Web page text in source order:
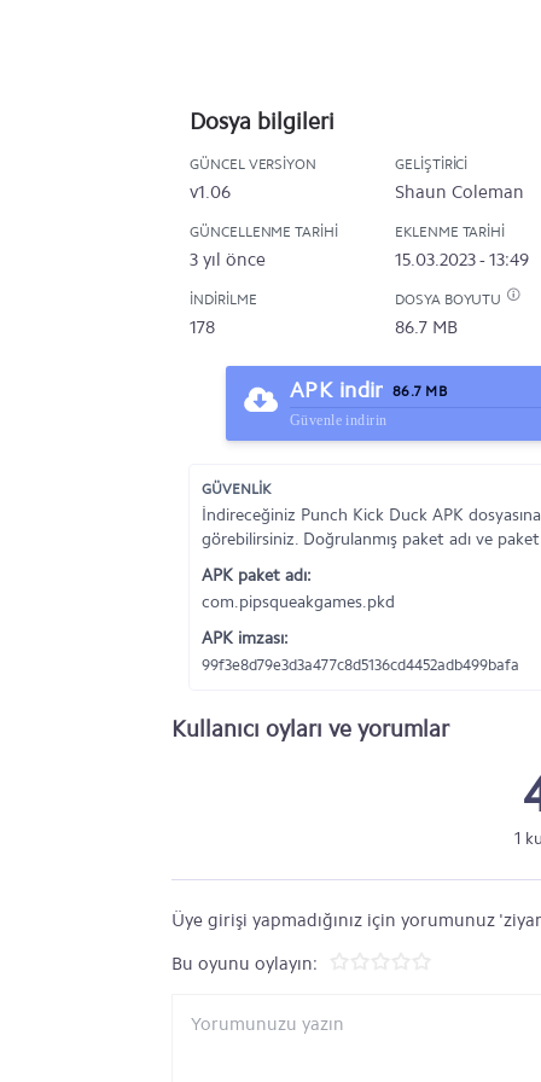
Dosya bilgileri
GÜNCEL VERSIYON
v1.06
GELIŞTIRICI
Shaun Coleman
GÜNCELLENME TARIHI
3 yıl önce
EKLENME TARIHI
15.03.2023 - 13:49
İNDIRILME
178
DOSYA BOYUTU
86.7 MB
APK indir 86.7 MB
Güvenle indirin
GÜVENLİK
İndireceğiniz Punch Kick Duck APK
görebilirsiniz. Doğrulanmış paket adı ve
APK paket adı:
com.pipsqueakgames.pkd
APK imzası:
99f3e8d79e3d3a477c8d5136cd4452adb499bafa
Kullanıcı oyları ve yorumlar
1
Üye girişi yapmadığınız için yorumunuz
Bu oyunu oylayın: